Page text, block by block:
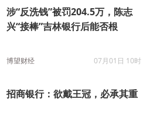
涉“反洗钱”被罚204.5万，陈志
兴“接棒”吉林银行后能否根
博望财经 07月01日 10时
招商银行：欲戴王冠，必承其重